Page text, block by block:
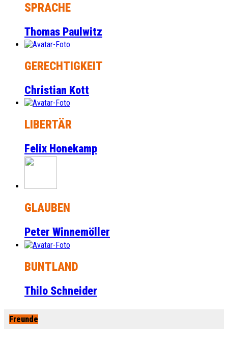
SPRACHE
Thomas Paulwitz
GERECHTIGKEIT
Christian Kott
LIBERTÄR
Felix Honekamp
GLAUBEN
Peter Winnemöller
BUNTLAND
Thilo Schneider
Freunde